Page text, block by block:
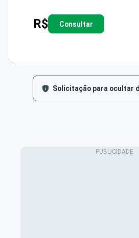
R$ Consultar
Solicitação para ocultar